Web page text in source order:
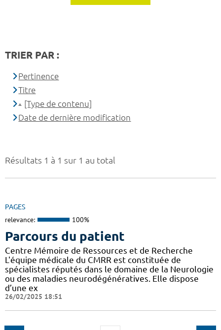
Résultats 1 à 1 sur 1 au total
PAGES
relevance: 100%
Parcours du patient
Centre Mémoire de Ressources et de Recherche
L'équipe médicale du CMRR est constituée de
spécialistes réputés dans le domaine de la Neurologie
ou des maladies neurodégénératives. Elle dispose
d’une ex
26/02/2025 18:51
TRIER PAR :
Pertinence
Titre
[Type de contenu]
Date de dernière modification